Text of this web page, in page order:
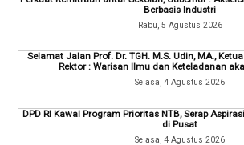
Berbasis Industri
Rabu, 5 Agustus 2026
Selamat Jalan Prof. Dr. TGH. M.S. Udin, MA.,
Rektor : Warisan Ilmu dan Keteladanan
Selasa, 4 Agustus 2026
DPD RI Kawal Program Prioritas NTB, Serap
di Pusat
Selasa, 4 Agustus 2026